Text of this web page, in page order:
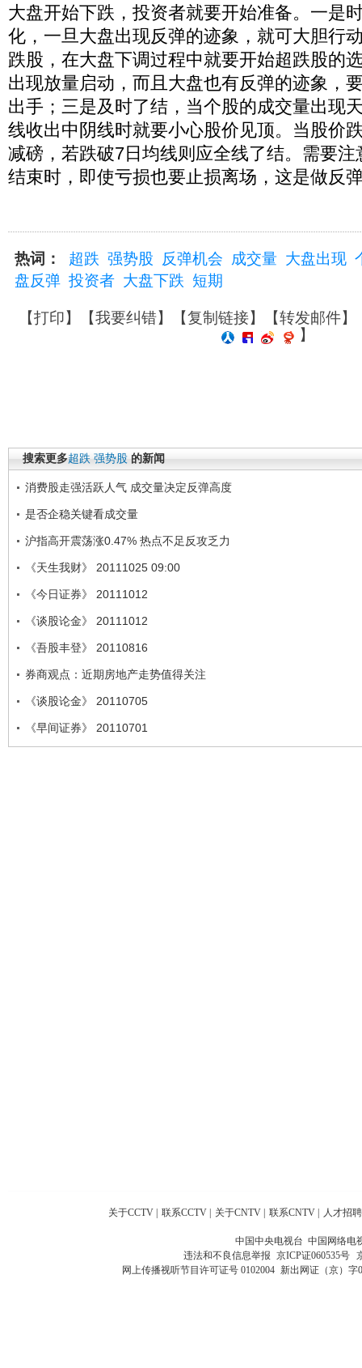
大盘开始下跌，投资者就要开始准备。一是
化，一旦大盘出现反弹的迹象，就可大胆行
跌股，在大盘下调过程中就要开始超跌股的
出现放量启动，而且大盘也有反弹的迹象，
出手；三是及时了结，当个股的成交量出现
线收出中阴线时就要小心股价见顶。当股价
减磅，若跌破7日均线则应全线了结。需要
结束时，即使亏损也要止损离场，这是做反
热词： 超跌 强势股 反弹机会 成交量 大盘出现
盘反弹 投资者 大盘下跌 短期
【打印】【我要纠错】【复制链接】【转发邮件】
】
搜索更多超跌 强势股 的新闻
消费股走强活跃人气 成交量决定反弹高度
是否企稳关键看成交量
沪指高开震荡涨0.47% 热点不足反攻乏力
《天生我财》 20111025 09:00
《今日证券》 20111012
《谈股论金》 20111012
《吾股丰登》 20110816
券商观点：近期房地产走势值得关注
《谈股论金》 20110705
《早间证券》 20110701
关于CCTV 联系CCTV 关于CNTV 联系CNTV 人才招聘
中国中央电视台 中国网络电
违法和不良信息举报 京ICP证060535号
网上传播视听节目许可证号 0102004 新出网证（京）